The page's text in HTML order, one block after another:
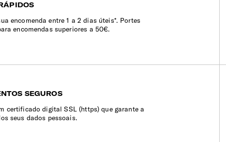
encomenda entre 1 a 2 dias úteis*. Portes
encomendas superiores a 50€.
SEGUROS
certificado digital SSL (https) que garante a
seus dados pessoais.